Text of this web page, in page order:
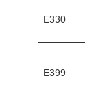
E330
E399